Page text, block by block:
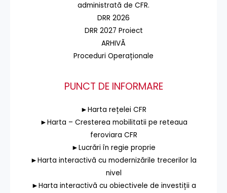
administrată de CFR.
DRR 2026
DRR 2027 Proiect
ARHIVĂ
Proceduri Operaționale
PUNCT DE INFORMARE
►Harta rețelei CFR
►Harta – Cresterea mobilitatii pe reteaua
feroviara CFR
►Lucrări în regie proprie
►Harta interactivă cu modernizările trecerilor la
nivel
►Harta interactivă cu obiectivele de investiții a